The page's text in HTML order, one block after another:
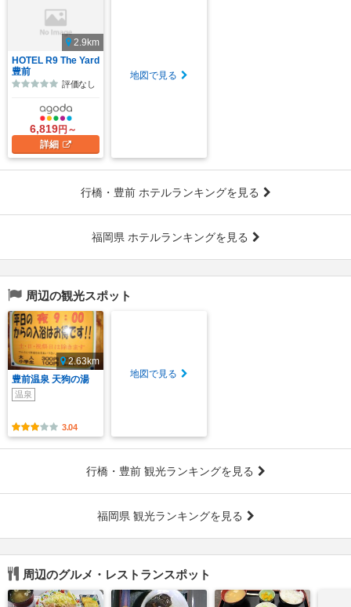
2.9km
HOTEL R9 The Yard
豊前
評価なし
6,819円～
詳細
地図で見る
行橋・豊前 ホテルランキングを見る
福岡県 ホテルランキングを見る
周辺の観光スポット
2.63km
豊前温泉 天狗の湯
温泉
3.04
地図で見る
行橋・豊前 観光ランキングを見る
福岡県 観光ランキングを見る
周辺のグルメ・レストランスポット